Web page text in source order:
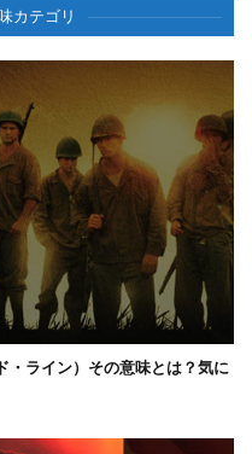
カテゴリ
ライン）その意味とは？気に